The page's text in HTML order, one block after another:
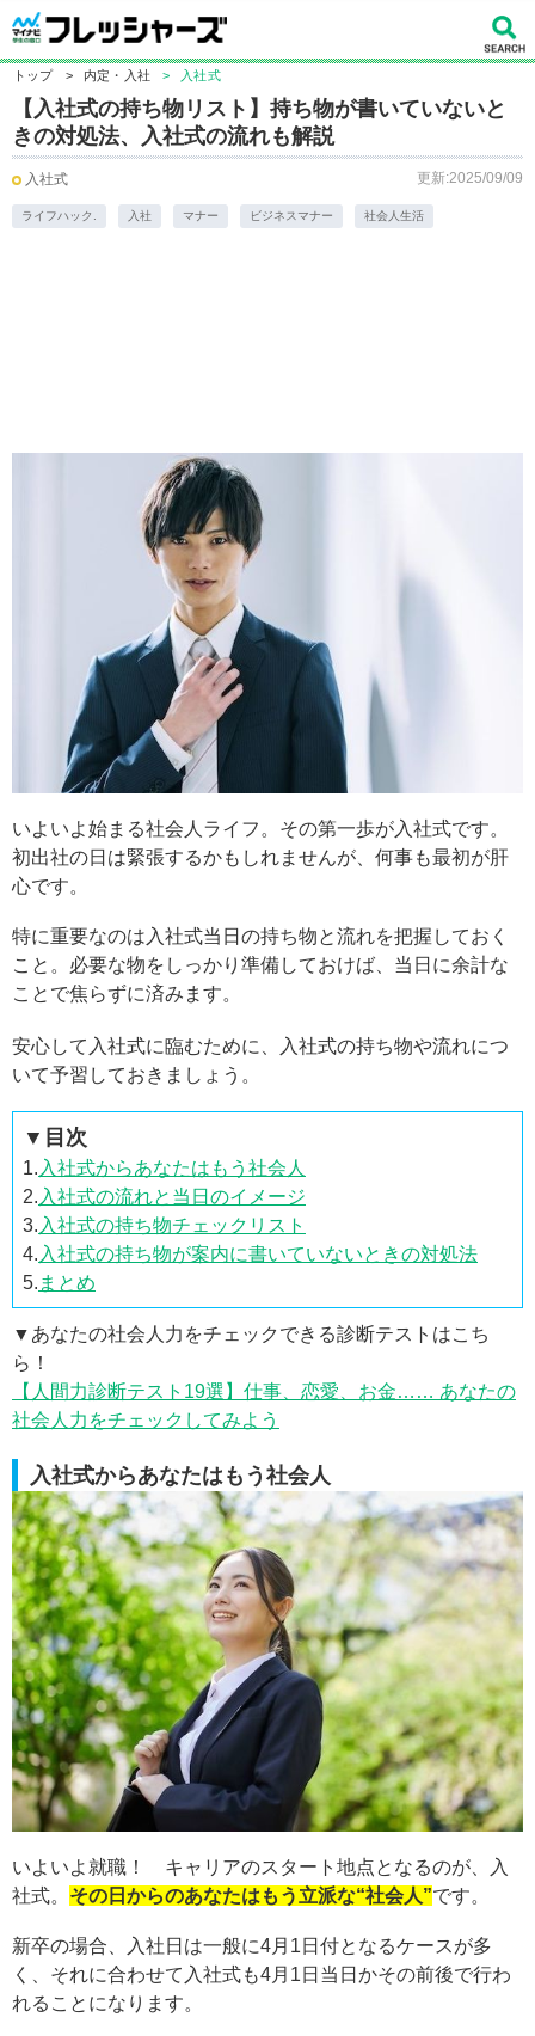
トップ > 内定・入社 > 入社式
【入社式の持ち物リスト】持ち物が書いていないと
きの対処法、入社式の流れも解説
入社式 更新:2025/09/09
ライフハック. 入社 マナー ビジネスマナー 社会人生活
いよいよ始まる社会人ライフ。その第一歩が入社式です。
初出社の日は緊張するかもしれませんが、何事も最初が肝
心です。
特に重要なのは入社式当日の持ち物と流れを把握しておく
こと。必要な物をしっかり準備しておけば、当日に余計な
ことで焦らずに済みます。
安心して入社式に臨むために、入社式の持ち物や流れにつ
いて予習しておきましょう。
▼目次
1. 入社式からあなたはもう社会人
2. 入社式の流れと当日のイメージ
3. 入社式の持ち物チェックリスト
4. 入社式の持ち物が案内に書いていないときの対処法
5. まとめ
▼あなたの社会人力をチェックできる診断テストはこち
ら！
【人間力診断テスト19選】仕事、恋愛、お金…… あなたの
社会人力をチェックしてみよう
入社式からあなたはもう社会人
いよいよ就職！ キャリアのスタート地点となるのが、入
社式。 その日からのあなたはもう立派な“社会人”です。
新卒の場合、入社日は一般に4月1日付となるケースが多
く、それに合わせて入社式も4月1日当日かその前後で行わ
れることになります。